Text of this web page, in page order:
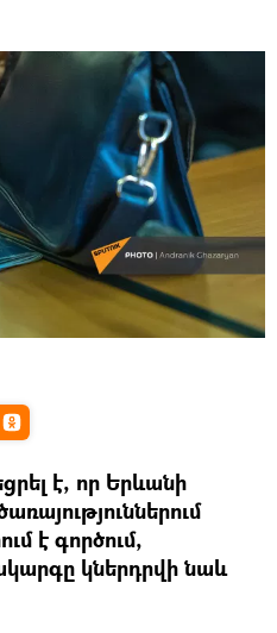
է, որ Երևանի
է գործում,
կներդրվի նաև